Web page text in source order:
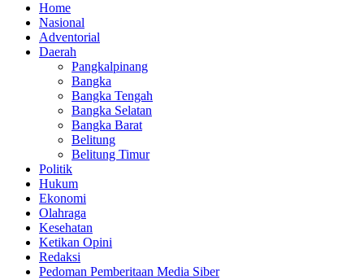
Home
Nasional
Adventorial
Daerah
Pangkalpinang
Bangka
Bangka Tengah
Bangka Selatan
Bangka Barat
Belitung
Belitung Timur
Politik
Hukum
Ekonomi
Olahraga
Kesehatan
Ketikan Opini
Redaksi
Pedoman Pemberitaan Media Siber